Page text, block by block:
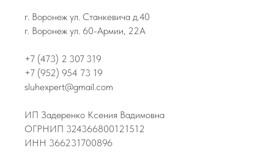
г. Воронеж ул. Станкевича д.40
г. Воронеж ул. 60-Армии, 22А
+7 (473) 2 307 319
+7 (952) 954 73 19
sluhexpert@gmail.com
ИП Задеренко Ксения Вадимовна
ОГРНИП 324366800121512
ИНН 366231700896